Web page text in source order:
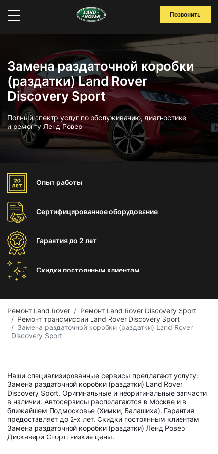
Позвонить
Замена раздаточной коробки
(раздатки) Land Rover
Discovery Sport
Полный спектр услуг по обслуживанию, диагностике
и ремонту Ленд Ровер
Опыт работы
Сертифицированноеоборудование
Гарантиядо 2 лет
Скидки постоянным клиентам
Ремонт Land Rover
Ремонт Land Rover Discovery Sport
Ремонт трансмиссии Land Rover Discovery Sport
Замена раздаточной коробки (раздатки) Land Rover
Discovery Sport
Наши специализированные сервисы предлагают услугу:
Замена раздаточной коробки (раздатки) Land Rover
Discovery Sport. Оригинальные и неоригинальные запчасти
в наличии. Автосервисы располагаются в Москве и в
ближайшем Подмосковье (Химки, Балашиха). Гарантия
предоставляет до 2-х лет. Скидки постоянным клиентам.
Замена раздаточной коробки (раздатки) Ленд Ровер
Дискавери Спорт: низкие цены.